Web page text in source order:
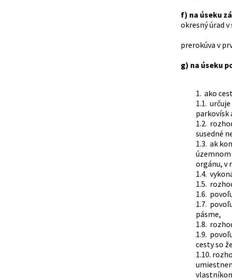
f) na úseku
okresný úrad v
prerokúva v
g) na úseku
1. ako
1.1.
parkovísk
1.2.
susedné
1.3. ak
územnom
orgánu, v
1.4.
1.5.
1.6.
1.7.
pásme,
1.8.
1.9.
cesty so
1.10.